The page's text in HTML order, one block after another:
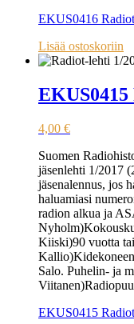
EKUS0416
Lisää ostoskoriin
4,00 €
Suomen
jäsenlehti 1/2017
jäsenalennus, jos
haluamiasi
radion alkua ja
Kiiski)90 vuotta
Salo. Puhelin- ja
EKUS0415